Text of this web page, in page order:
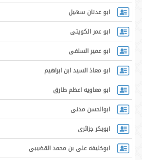
ابو عدنان سهيل
ابو عمر الكويتى
ابو عمير السلفى
ابو معاذ السيد ابن ابراهيم
ابو معاويه اعظم طارق
ابوالحسن مدنی
ابوبکر جزائری
ابوخلیفه علی بن محمد القضیبی